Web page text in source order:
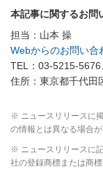
本記事に関するお問
担当：山本 操
Webからのお問い合
TEL：03-5215-
住所：東京都千代田
※ ニュースリリースに
の情報とは異なる場合
※ ニュースリリースに
社の登録商標または商標